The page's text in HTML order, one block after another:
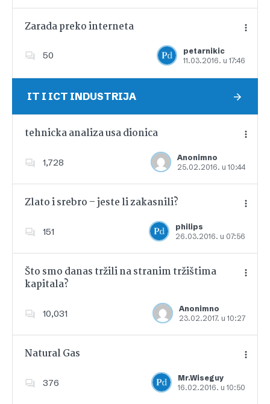
Zarada preko interneta
50
petarnikic
11.03.2016. u 17:46
Dodajte u favorite
IT I ICT INDUSTRIJA
tehnicka analiza usa dionica
1,728
Anonimno
25.02.2016. u 10:44
Dodajte u favorite
Zlato i srebro – jeste li zakasnili?
151
philips
26.03.2016. u 07:56
Dodajte u favorite
Što smo danas tržili na stranim tržištima
kapitala?
10,031
Anonimno
23.02.2017. u 10:27
Dodajte u favorite
Natural Gas
376
Mr.Wiseguy
16.02.2016. u 10:50
Dodajte u favorite